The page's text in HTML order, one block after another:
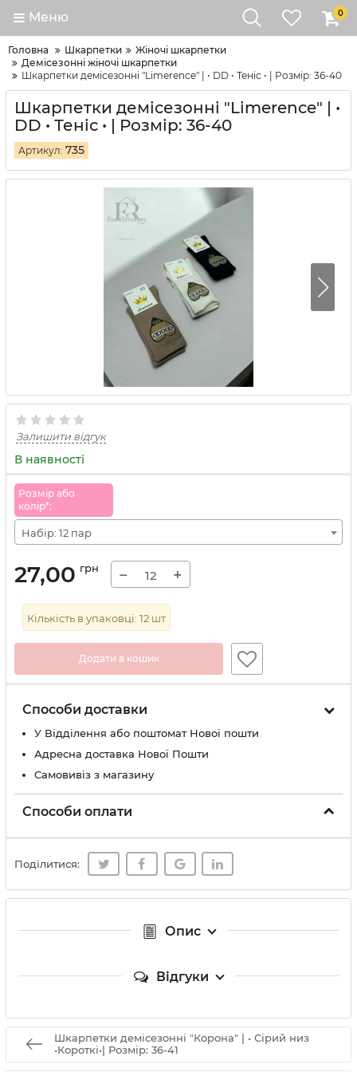
Меню 0
Головна Шкарпетки
Жіночі шкарпетки
Демісезонні жіночі шкарпетки
Шкарпетки демісезонні "Limerence" | • DD • Теніс • | Розмір: 36-40
Шкарпетки демісезонні "Limerence" | •
DD • Теніс • | Розмір: 36-40
Артикул: 735
Залишити відгук
В наявності
Розмiр або
колiр*:
Набір: 12 пар
27,00 грн − +
Кількість в упаковці: 12 шт
Додати в кошик
Способи доставки
У Вiддiлення або поштомат Нової пошти
Адресна доставка Нової Пошти
Самовивіз з магазину
Способи оплати
Поділитися:
Опис
Відгуки
Шкарпетки демісезонні "Корона" | • Сірий низ
•Короткі•| Розмір: 36-41